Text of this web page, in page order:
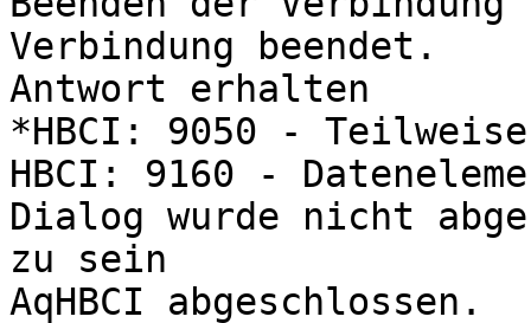
Verbindung beendet.
Antwort erhalten
*HBCI: 9050 -
HBCI: 9160 -
Dialog wurde nicht
zu sein
AqHBCI abgeschlossen.